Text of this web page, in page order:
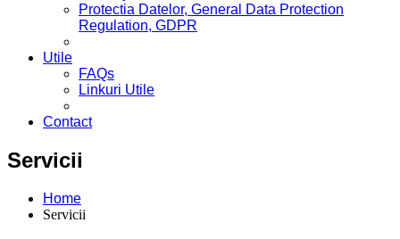
Protectia Datelor, General Data Protection
Regulation, GDPR
Utile
FAQs
Linkuri Utile
Contact
Servicii
Home
Servicii